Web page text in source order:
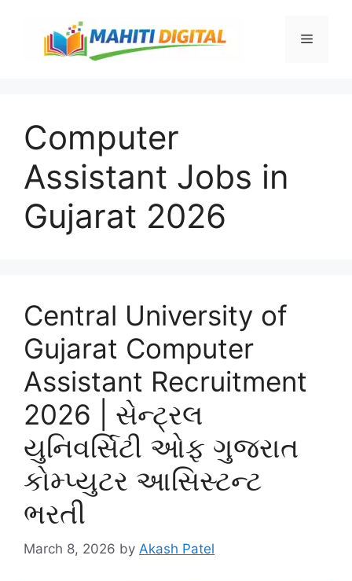
Menu
Computer
Assistant Jobs in
Gujarat 2026
Central University of
Gujarat Computer
Assistant Recruitment
2026 | સેન્ટ્રલ
યુનિવર્સિટી ઓફ ગુજરાત
કોમ્પ્યુટર આસિસ્ટન્ટ
ભરતી
March 8, 2026 by Akash Patel